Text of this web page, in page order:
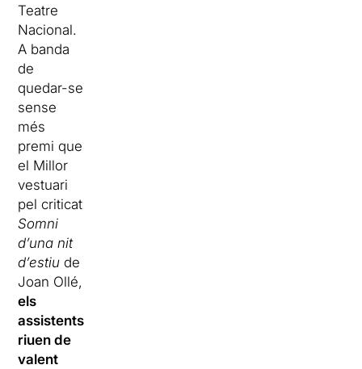
Teatre
Nacional.
A banda
de
quedar-se
sense
més
premi que
el Millor
vestuari
pel criticat
Somni
d’una nit
d’estiu de
Joan Ollé,
els
assistents
riuen de
valent